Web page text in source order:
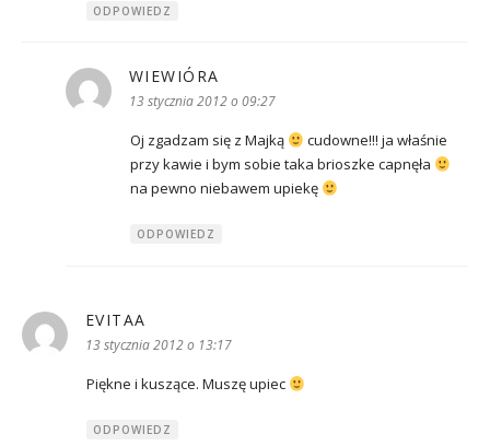
ODPOWIEDZ
WIEWIÓRA
13 stycznia 2012 o 09:27
Oj zgadzam się z Majką
cudowne!!! ja właśnie
przy kawie i bym sobie taka brioszke capnęła
na pewno niebawem upiekę
ODPOWIEDZ
EVITAA
13 stycznia 2012 o 13:17
Piękne i kuszące. Muszę upiec
ODPOWIEDZ